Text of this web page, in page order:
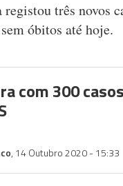
três novos
óbitos até hoje.
com 300
, 14 Outubro 2020 - 15:33